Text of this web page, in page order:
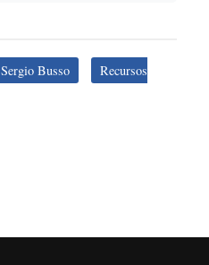
Sergio Busso
Recursos